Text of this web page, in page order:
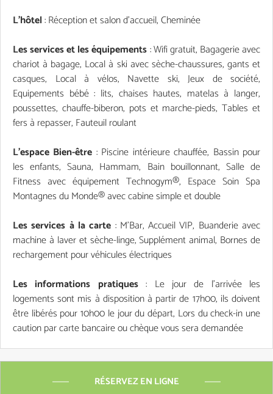
L'hôtel: Réception et salon d'accueil, Cheminée
Les services et les équipements: Wifi gratuit, Bagagerie avec
chariot à bagage, Local à ski avec sèche-chaussures, gants et
casques, Local à vélos, Navette ski, Jeux de société,
Equipements bébé : lits, chaises hautes, matelas à langer,
poussettes, chauffe-biberon, pots et marche-pieds, Tables et
fers à repasser, Fauteuil roulant
L'espace Bien-être : Piscine intérieure chauffée, Bassin pour
les enfants, Sauna, Hammam, Bain bouillonnant, Salle de
Fitness avec équipement Technogym®, Espace Soin Spa
Montagnes du Monde® avec cabine simple et double
Les services à la carte : M'Bar, Accueil VIP, Buanderie avec
machine à laver et sèche-linge, Supplément animal, Bornes de
rechargement pour véhicules électriques
Les informations pratiques: Le jour de l'arrivée les
logements sont mis à disposition à partir de 17h00, ils doivent
être libérés pour 10h00 le jour du départ, Lors du check-in une
caution par carte bancaire ou chèque vous sera demandée
RÉSERVEZ EN LIGNE